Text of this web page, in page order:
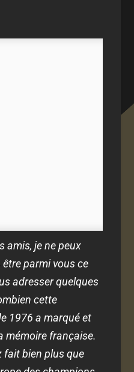
amis, je ne peux
parmi vous ce
adresser quelques
cette
1976 a marqué et
mémoire française.
fait bien plus que